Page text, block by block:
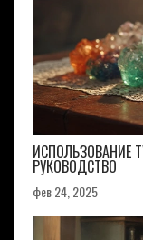
ИСПОЛЬЗОВАНИЕ
РУКОВОДСТВО
фев 24, 2025